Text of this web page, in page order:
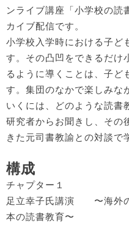
ンライブ講座「小学校の
カイブ配信です。
小学校入学時における子ど
す。その凸凹をできるだけ
るように導くことは、子ど
す。集団のなかで楽しみな
いくには、どのような読書
研究者からお聞きし、その
きた元司書教諭との対談で
構成
チャプター１
足立幸子氏講演 〜海外の
本の読書教育〜